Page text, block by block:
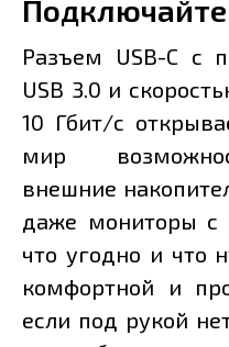
Подключайте
Разъем USB-C с
USB 3.0 и
10 Гбит/с
мир
внешние
даже мониторы с
что угодно и что
комфортной и
если под рукой